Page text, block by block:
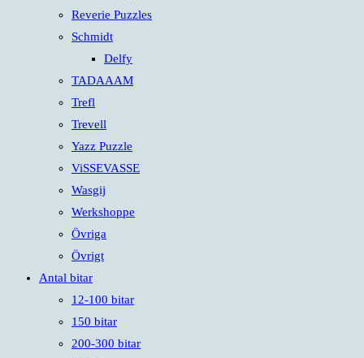
Reverie Puzzles
Schmidt
Delfy
TADAAAM
Trefl
Trevell
Yazz Puzzle
ViSSEVASSE
Wasgij
Werkshoppe
Övriga
Övrigt
Antal bitar
12-100 bitar
150 bitar
200-300 bitar